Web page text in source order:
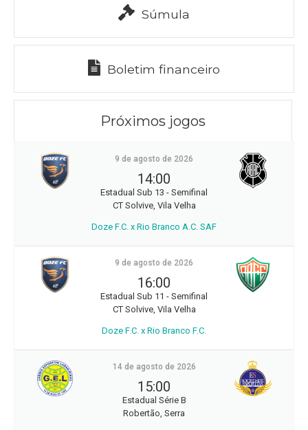
Súmula
Boletim financeiro
Próximos jogos
9 de agosto de 2026
14:00
Estadual Sub 13 - Semifinal
CT Solvive, Vila Velha
Doze F.C. x Rio Branco A.C. SAF
9 de agosto de 2026
16:00
Estadual Sub 11 - Semifinal
CT Solvive, Vila Velha
Doze F.C. x Rio Branco F.C.
14 de agosto de 2026
15:00
Estadual Série B
Robertão, Serra